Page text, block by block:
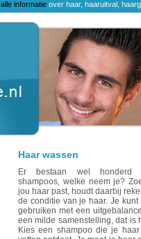
alle informatieover haar, haaruitval,
Haar wassen
Er bestaan wel honderd
shampoos, welke neem je?
jou haar past, houdt daarbij
de conditie van je haar. Je
gebruiken met een
een milde samenstelling, dat is
Kies een shampoo die je